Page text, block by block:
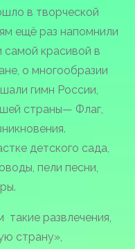
в творческой
ещё раз напомнили
красивой в
о многообразии
гимн России,
страны— Флаг,
детского сада,
пели песни,
развлечения,
страну»,